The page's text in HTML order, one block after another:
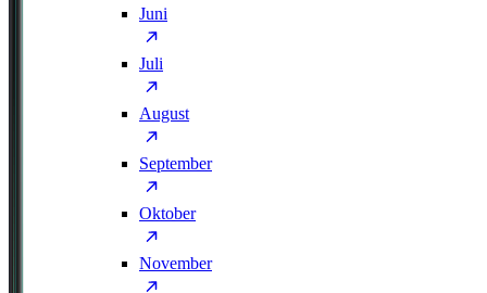
Juni
Juli
August
September
Oktober
November